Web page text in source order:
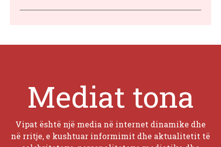
Mediat tona
Vipat është një media në internet dinamike dhe
në rritje, e kushtuar informimit dhe aktualitetit të